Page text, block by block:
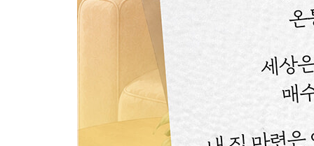
2단계: 이 회사가 어떻게 돈 버는지 아는가
3단계: 잠깐의 유행에 올라탄 것은 아닌가
4단계: 이미 너무 오른 건 아닌가
5단계: 지금 이 주식을 사는 이유를 설명할 수 있는
9장. 월급으로 시작하는 포트폴리오 구성법
초보 주식 포트폴리오의 정석, 탄·단·지
월급을 200% 활용하는 투자 루틴 만들기